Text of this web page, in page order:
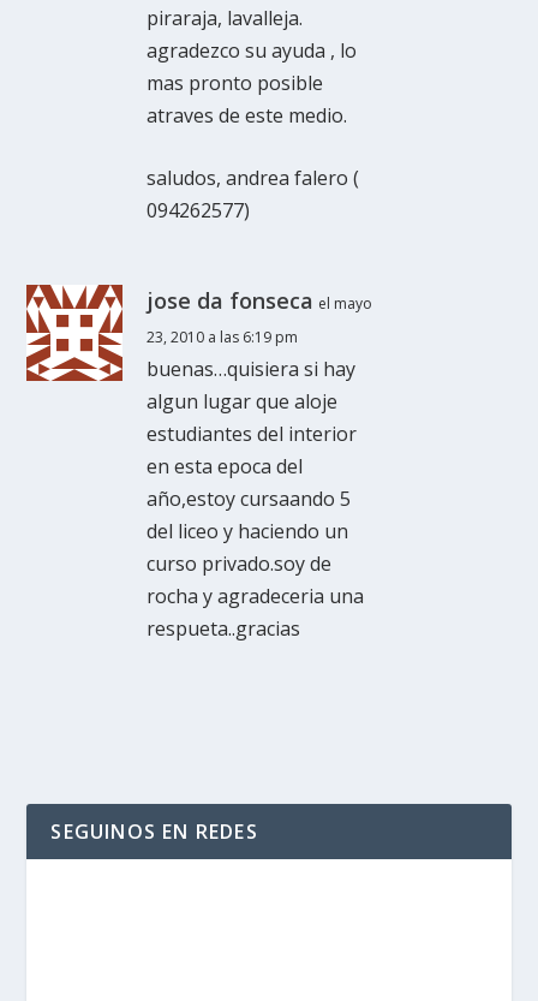
piraraja, lavalleja.
agradezco su ayuda , lo
mas pronto posible
atraves de este medio.
saludos, andrea falero (
094262577)
jose da fonseca el mayo
23, 2010 a las 6:19 pm
buenas…quisiera si hay
algun lugar que aloje
estudiantes del interior
en esta epoca del
año,estoy cursaando 5
del liceo y haciendo un
curso privado.soy de
rocha y agradeceria una
respueta..gracias
SEGUINOS EN REDES